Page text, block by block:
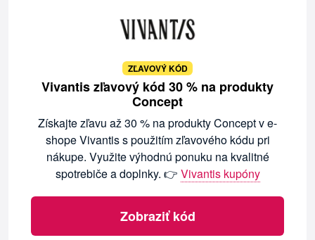
ZĽAVOVÝ KÓD
Vivantis zľavový kód 30 % na produkty
Concept
Získajte zľavu až 30 % na produkty Concept v e-
shope Vivantis s použitím zľavového kódu pri
nákupe. Využite výhodnú ponuku na kvalitné
spotrebiče a doplnky. 👉 Vivantis kupóny
Zobraziť kód